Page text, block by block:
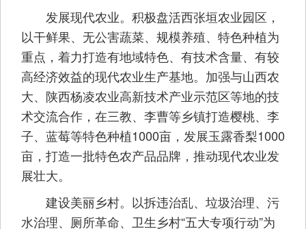
发展现代农业。积极盘活西张垣农业园区，
以干鲜果、无公害蔬菜、规模养殖、特色种植为
重点，着力打造有地域特色、有技术含量、有较
高经济效益的现代农业生产基地。加强与山西农
大、陕西杨凌农业高新技术产业示范区等地的技
术交流合作，在三教、李曹等乡镇打造樱桃、李
子、蓝莓等特色种植1000亩，发展玉露香梨1000
亩，打造一批特色农产品品牌，推动现代农业发
展壮大。
建设美丽乡村。以拆违治乱、垃圾治理、污
水治理、厕所革命、卫生乡村“五大专项行动”为